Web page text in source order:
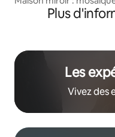
Plus
Les
Vivez des